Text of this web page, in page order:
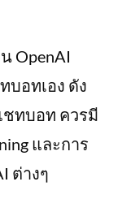
OpenAI
บอทเอง ดัง
ชทบอท ควรมี
และการ
ต่างๆ